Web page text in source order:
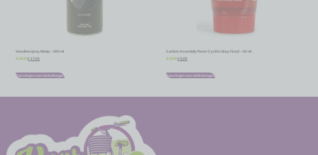
Vaselinespray Motip – 500 ml
€18,91 € 17,02
Toevoegen aan winkelwagen
Carbon Assembly Paste CyclOn Stay Fixed – 50 ml
€ 8,95 € 8,06
Toevoegen aan winkelwagen